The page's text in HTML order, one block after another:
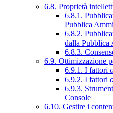
6.8. Proprietà
6.8.1.
Pubblica
6.8.2.
dalla Pubblica
6.8.3.
6.9. Ottimizzazione
6.9.1. I fattori
6.9.2. I fattori
6.9.3.
Console
6.10. Gestire i